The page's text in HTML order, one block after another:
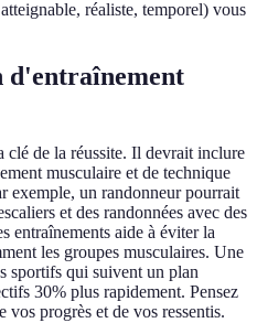
réaliste, temporel) vous
d'entraînement
clé de la réussite. Il devrait inclure
musculaire et de technique
exemple, un randonneur pourrait
et des randonnées avec des
entraînements aide à éviter la
les groupes musculaires. Une
sportifs qui suivent un plan
30% plus rapidement. Pensez
progrès et de vos ressentis.